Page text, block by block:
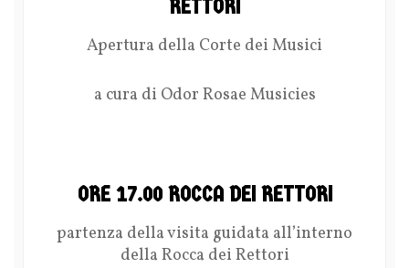
RETTORI
Apertura della Corte dei Musici
a cura di Odor Rosae Musicies
ORE 17.00 ROCCA DEI RETTORI
partenza della visita guidata all’interno
della Rocca dei Rettori